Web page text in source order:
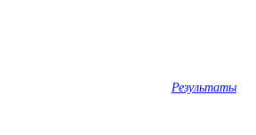
Результаты